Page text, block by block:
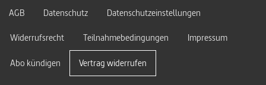
AGB Datenschutz
Datenschutzeinstellungen
Widerrufsrecht
Teilnahmebedingungen Impressum
Abo kündigen Vertrag widerrufen